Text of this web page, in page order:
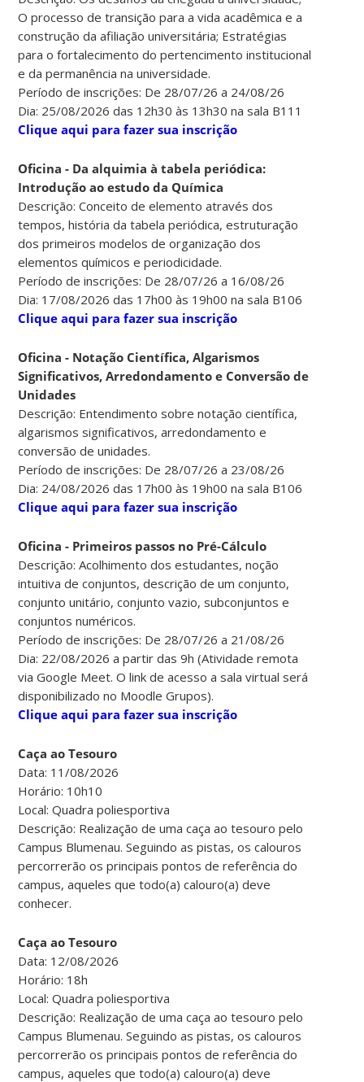
O processo de transição para a vida acadêmica e a
construção da afiliação universitária; Estratégias
para o fortalecimento do pertencimento institucional
e da permanência na universidade.
Período de inscrições: De 28/07/26 a 24/08/26
Dia: 25/08/2026 das 12h30 às 13h30 na sala B111
Clique aqui para fazer sua inscrição
Oficina - Da alquimia à tabela periódica:
Introdução ao estudo da Química
Descrição: Conceito de elemento através dos
tempos, história da tabela periódica, estruturação
dos primeiros modelos de organização dos
elementos químicos e periodicidade.
Período de inscrições: De 28/07/26 a 16/08/26
Dia: 17/08/2026 das 17h00 às 19h00 na sala B106
Clique aqui para fazer sua inscrição
Oficina - Notação Científica, Algarismos
Significativos, Arredondamento e Conversão de
Unidades
Descrição: Entendimento sobre notação científica,
algarismos significativos, arredondamento e
conversão de unidades.
Período de inscrições: De 28/07/26 a 23/08/26
Dia: 24/08/2026 das 17h00 às 19h00 na sala B106
Clique aqui para fazer sua inscrição
Oficina - Primeiros passos no Pré-Cálculo
Descrição: Acolhimento dos estudantes, noção
intuitiva de conjuntos, descrição de um conjunto,
conjunto unitário, conjunto vazio, subconjuntos e
conjuntos numéricos.
Período de inscrições: De 28/07/26 a 21/08/26
Dia: 22/08/2026 a partir das 9h (Atividade remota
via Google Meet. O link de acesso a sala virtual será
disponibilizado no Moodle Grupos).
Clique aqui para fazer sua inscrição
Caça ao Tesouro
Data: 11/08/2026
Horário: 10h10
Local: Quadra poliesportiva
Descrição: Realização de uma caça ao tesouro pelo
Campus Blumenau. Seguindo as pistas, os calouros
percorrerão os principais pontos de referência do
campus, aqueles que todo(a) calouro(a) deve
conhecer.
Caça ao Tesouro
Data: 12/08/2026
Horário: 18h
Local: Quadra poliesportiva
Descrição: Realização de uma caça ao tesouro pelo
Campus Blumenau. Seguindo as pistas, os calouros
percorrerão os principais pontos de referência do
campus, aqueles que todo(a) calouro(a) deve